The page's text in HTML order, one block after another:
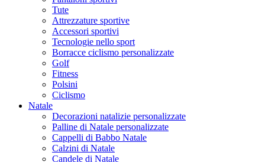
Tute
Attrezzature sportive
Accessori sportivi
Tecnologie nello sport
Borracce ciclismo personalizzate
Golf
Fitness
Polsini
Ciclismo
Natale
Decorazioni natalizie personalizzate
Palline di Natale personalizzate
Cappelli di Babbo Natale
Calzini di Natale
Candele di Natale